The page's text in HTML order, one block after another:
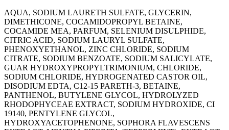
AQUA, SODIUM LAURETH SULFATE, GLYCERIN,
DIMETHICONE, COCAMIDOPROPYL BETAINE,
COCAMIDE MEA, PARFUM, SELENIUM DISULPHIDE,
CITRIC ACID, SODIUM LAURYL SULFATE,
PHENOXYETHANOL, ZINC CHLORIDE, SODIUM
CITRATE, SODIUM BENZOATE, SODIUM SALICYLATE,
GUAR HYDROXYPROPYLTRIMONIUM, CHLORIDE,
SODIUM CHLORIDE, HYDROGENATED CASTOR OIL,
DISODIUM EDTA, C12-15 PARETH-3, BETAINE,
PANTHENOL, BUTYLENE GLYCOL, HYDROLYZED
RHODOPHYCEAE EXTRACT, SODIUM HYDROXIDE, CI
19140, PENTYLENE GLYCOL,
HYDROXYACETOPHENONE, SOPHORA FLAVESCENS